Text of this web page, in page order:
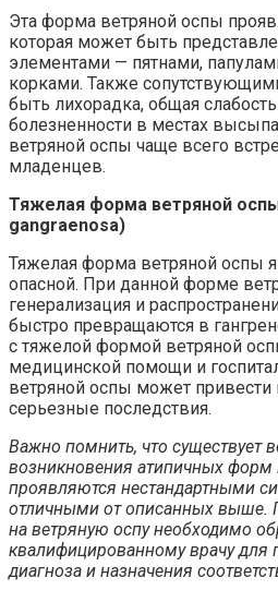
Эта форма ветряной оспы
которая может быть
элементами — пятнами,
корками. Также
быть лихорадка, общая
болезненности в местах
ветряной оспы чаще всего
младенцев.
Тяжелая форма ветряной
gangraenosa)
Тяжелая форма ветряной оспы
опасной. При данной форме
генерализация и
быстро превращаются в
с тяжелой формой ветряной
медицинской помощи и
ветряной оспы может
серьезные последствия.
Важно помнить, что существует
возникновения атипичных
проявляются нестандартными
отличными от описанных выше.
на ветряную оспу необходимо
квалифицированному врачу для
диагноза и назначения